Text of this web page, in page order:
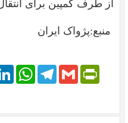
از طرف کمپین برای
منبع:پژواک ایران
TelegramGmail
PrintFriendly